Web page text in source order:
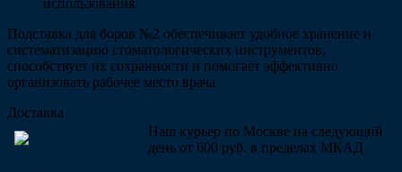
использования.
Подставка для боров №2 обеспечивает удобное хранение и
систематизацию стоматологических инструментов,
способствует их сохранности и помогает эффективно
организовать рабочее место врача.
Доставка
Наш курьер по Москве на следующий
день от 600 руб. в пределах МКАД